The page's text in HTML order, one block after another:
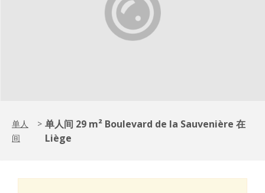
单人
间
> 单人间 29 m² Boulevard de la Sauvenière 在
Liège